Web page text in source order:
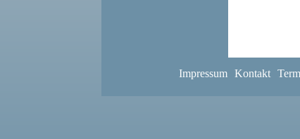
Impressum Kontakt